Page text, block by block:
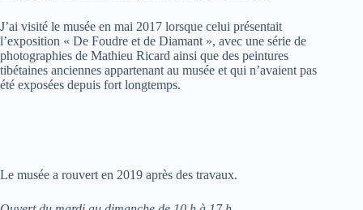
J’ai visité le musée en mai 2017 lorsque celui présentait
l’exposition « De Foudre et de Diamant », avec une série de
photographies de Mathieu Ricard ainsi que des peintures
tibétaines anciennes appartenant au musée et qui n’avaient pas
été exposées depuis fort longtemps.
Le musée a rouvert en 2019 après des travaux.